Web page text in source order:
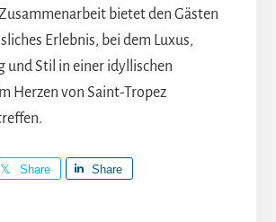
bietet den Gästen
Erlebnis, bei dem Luxus,
und Stil in einer idyllischen
Herzen von Saint-Tropez
Share Share